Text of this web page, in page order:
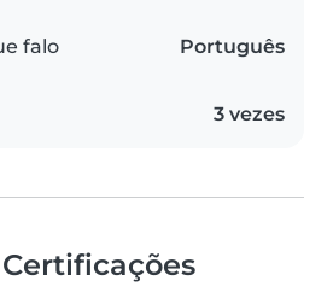
falo Português
3 vezes